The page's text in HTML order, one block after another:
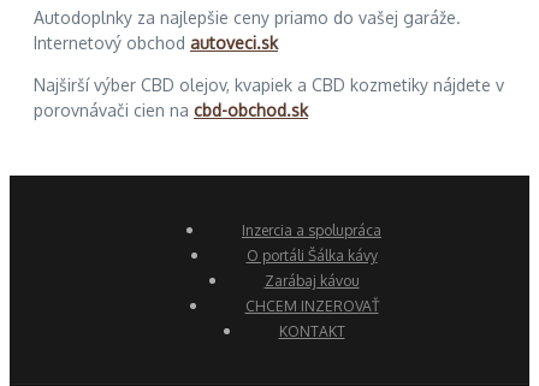
Autodoplnky za najlepšie ceny priamo do vašej garáže.
Internetový obchod autoveci.sk
Najširší výber CBD olejov, kvapiek a CBD kozmetiky nájdete v
porovnávači cien na cbd-obchod.sk
Inzercia a spolupráca
O portáli Šálka kávy
Zarábaj kávou
CHCEM INZEROVAŤ
KONTAKT